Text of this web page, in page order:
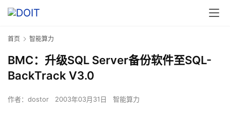
首页 智能算力
BMC：升级SQL Server备份软件至SQL-
BackTrack V3.0
作者： dostor 2003年03月31日 智能算力